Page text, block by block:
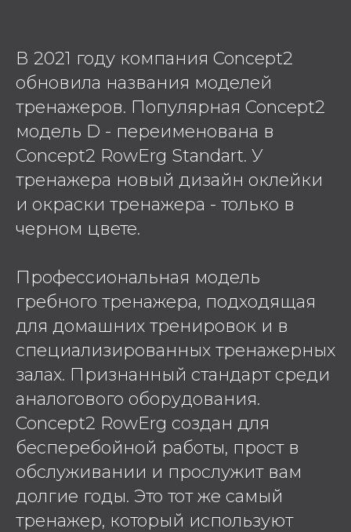
В 2021 году компания Concept2
обновила названия моделей
тренажеров. Популярная Concept2
модель D - переименована в
Concept2 RowErg Standart. У
тренажера новый дизайн оклейки
и окраски тренажера - только в
черном цвете.
Профессиональная модель
гребного тренажера, подходящая
для домашних тренировок и в
специализированных тренажерных
залах. Признанный стандарт среди
аналогового оборудования.
Concept2 RowErg создан для
бесперебойной работы, прост в
обслуживании и прослужит вам
долгие годы. Это тот же самый
тренажер, который используют